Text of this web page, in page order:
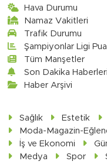
Hava Durumu
Namaz Vakitleri
Trafik Durumu
Şampiyonlar Ligi
Tüm Manşetler
Son Dakika Haberleri
Haber Arşivi
Sağlık Estetik
Moda-Magazin-
İş ve Ekonomi
Medya
Spor